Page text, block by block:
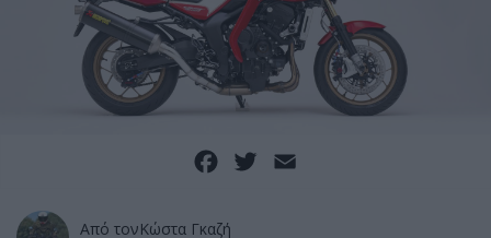
Facebook
Twitter
Από τονΚώστα Γκαζή